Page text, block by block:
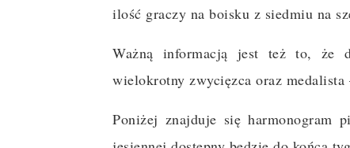
ilość graczy na boisku z siedmiu na
Ważną informacją jest też to, że
wielokrotny zwycięzca oraz
Poniżej znajduje się harmonogram